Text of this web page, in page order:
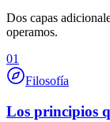
Dos capas
operamos.
01
Filosofía
Los principios